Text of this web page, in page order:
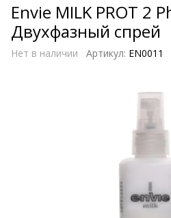
Envie MILK PROT 2
Двухфазный спрей
Нет в наличии Артикул: EN0011